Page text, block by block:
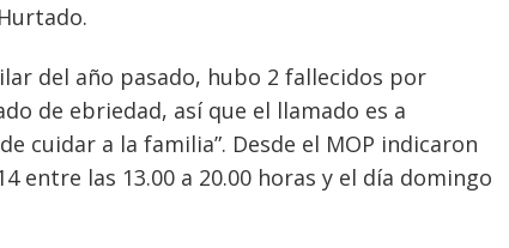
del año pasado, hubo 2 fallecidos por
de ebriedad, así que el llamado es a
cuidar a la familia”. Desde el MOP indicaron
entre las 13.00 a 20.00 horas y el día domingo